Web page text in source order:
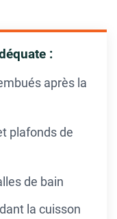
:
après la
plafonds de
de bain
la cuisson